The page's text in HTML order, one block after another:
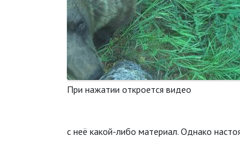
При нажатии откроется видео
с неё какой-либо материал. Однако